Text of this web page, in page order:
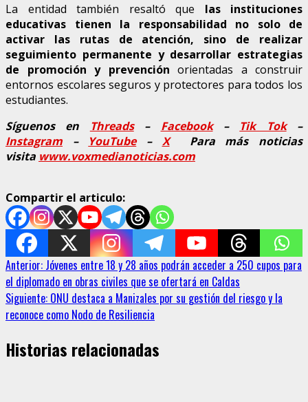
La entidad también resaltó que las instituciones
educativas tienen la responsabilidad no solo de
activar las rutas de atención, sino de realizar
seguimiento permanente y desarrollar estrategias
de promoción y prevención orientadas a construir
entornos escolares seguros y protectores para todos los
estudiantes.
Síguenos en
Threads– Facebook– Tik Tok–
Instagram – YouTube– XPara más noticias
visita www.voxmedianoticias.com
Compartir el articulo:
Sigue
leyendo
Anterior: Jóvenes entre 18 y 28 años podrán acceder a 250 cupos para
el diplomado en obras civiles que se ofertará en Caldas
Siguiente: ONU destaca a Manizales por su gestión del riesgo y la
reconoce como Nodo de Resiliencia
Historias relacionadas